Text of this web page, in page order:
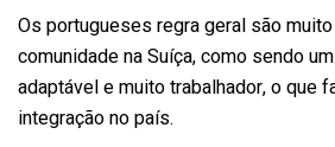
Os portugueses regra geral são
comunidade na Suíça, como sendo
adaptável e muito trabalhador, o que
integração no país.